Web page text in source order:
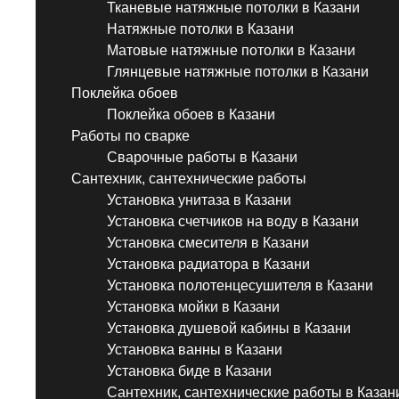
Тканевые натяжные потолки в Казани
Натяжные потолки в Казани
Матовые натяжные потолки в Казани
Глянцевые натяжные потолки в Казани
Поклейка обоев
Поклейка обоев в Казани
Работы по сварке
Сварочные работы в Казани
Сантехник, сантехнические работы
Установка унитаза в Казани
Установка счетчиков на воду в Казани
Установка смесителя в Казани
Установка радиатора в Казани
Установка полотенцесушителя в Казани
Установка мойки в Казани
Установка душевой кабины в Казани
Установка ванны в Казани
Установка биде в Казани
Сантехник, сантехнические работы в